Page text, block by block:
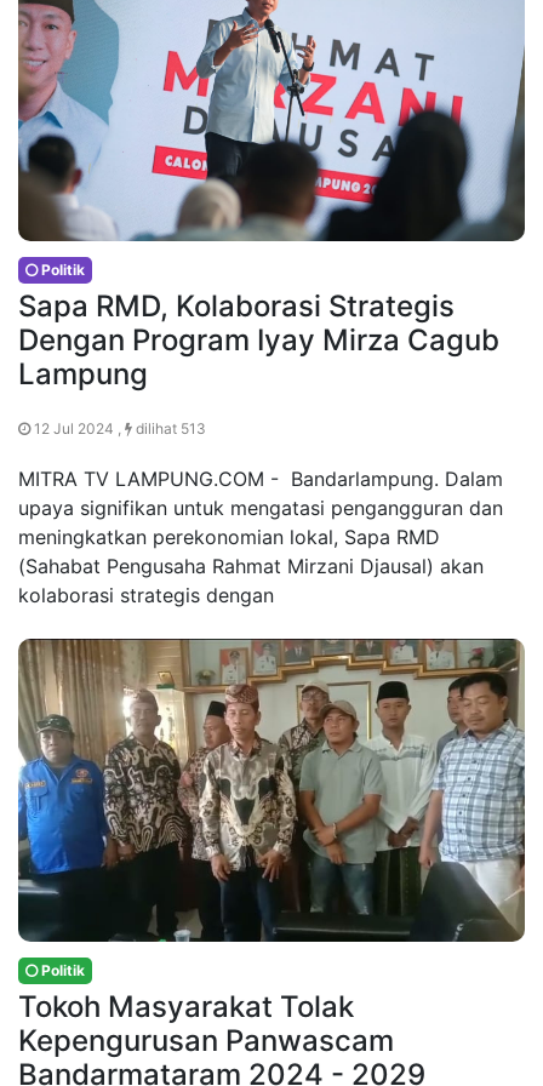
Politik
Sapa RMD, Kolaborasi Strategis
Dengan Program Iyay Mirza Cagub
Lampung
12 Jul 2024 , dilihat 513
MITRA TV LAMPUNG.COM - Bandarlampung. Dalam
upaya signifikan untuk mengatasi pengangguran dan
meningkatkan perekonomian lokal, Sapa RMD
(Sahabat Pengusaha Rahmat Mirzani Djausal) akan
kolaborasi strategis dengan
Politik
Tokoh Masyarakat Tolak
Kepengurusan Panwascam
Bandarmataram 2024 - 2029